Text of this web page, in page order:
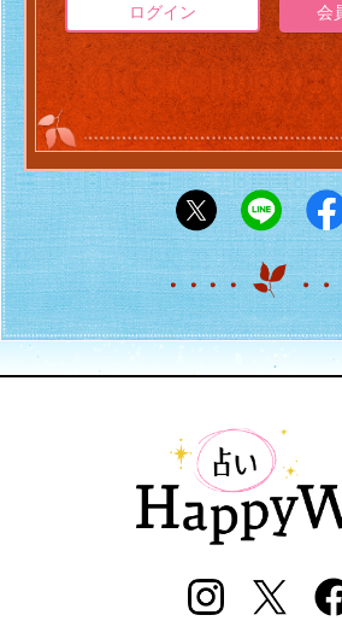
ログイン 会